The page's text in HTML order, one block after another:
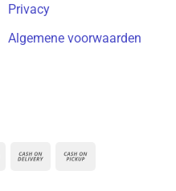
Privacy
Algemene voorwaarden
Maestro Cash